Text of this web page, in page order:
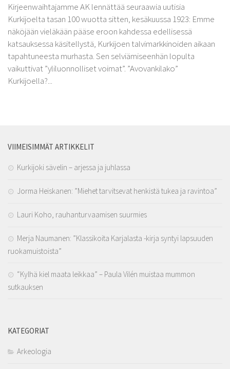
Kirjeenwaihtajamme AK lennättää seuraawia uutisia
Kurkijoelta tasan 100 wuotta sitten, kesäkuussa 1923: Emme
näköjään vieläkään pääse eroon kahdessa edellisessä
katsauksessa käsitellystä, Kurkijoen talvimarkkinoiden aikaan
tapahtuneesta murhasta. Sen selviämiseenhän lopulta
vaikuttivat ”yliluonnolliset voimat”. ”Avovankilako”
Kurkijoella?...
VIIMEISIMMÄT ARTIKKELIT
Kurkijoki sävelin – arjessa ja juhlassa
Jorma Heiskanen: ”Miehet tarvitsevat henkistä tukea ja ravintoa”
Lauri Koho, rauhanturvaamisen suurmies
Merja Naumanen: ”Klassikoita Karjalasta -kirja syntyi lapsuuden
ruokamuistoista”
“Kylhä kiel maata leikkaa” – Paula Vilén muistaa mummon
sutkauksen
KATEGORIAT
Arkeologia